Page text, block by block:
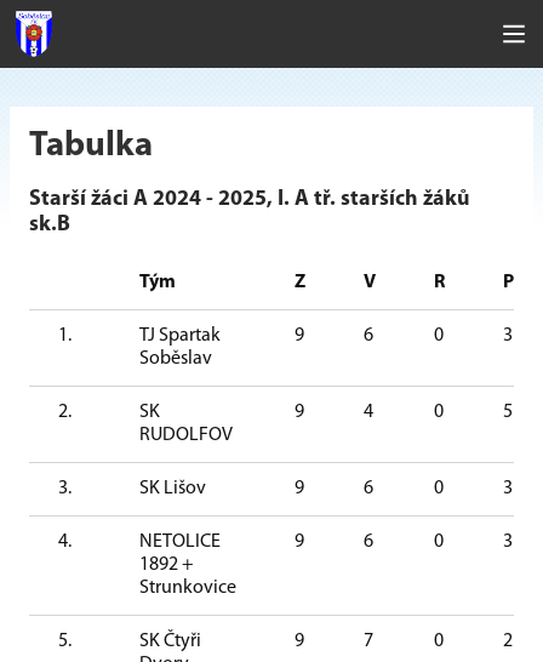
Tabulka
Starší žáci A 2024 - 2025, I. A tř. starších žáků
sk.B
Tým Z V R P
1.
TJ Spartak
Soběslav
9 6 0 3
2.
SK
RUDOLFOV
9 4 0 5
3. SK Lišov 9 6 0 3
4.
NETOLICE
1892 +
Strunkovice
9 6 0 3
5.
SK Čtyři
9 7 0 2